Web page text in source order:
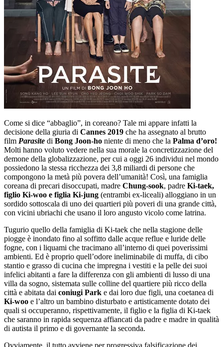
Come si dice “abbaglio”, in coreano? Tale mi appare infatti la
decisione della giuria di Cannes 2019 che ha assegnato al brutto
film Parasite di Bong Joon-ho niente di meno che la Palma d’oro!
Molti hanno voluto vedere nella sua morale la concretizzazione del
demone della globalizzazione, per cui a oggi 26 individui nel mondo
possiedono la stessa ricchezza dei 3,8 miliardi di persone che
compongono la metà più povera dell’umanità! Così, una famiglia
coreana di precari disoccupati, madre Chung-sook, padre Ki-taek,
figlio Ki-woo e figlia Ki-jung (entrambi ex-liceali) alloggiano in un
sordido sottoscala di uno dei quartieri più poveri di una grande città,
con vicini ubriachi che usano il loro angusto vicolo come latrina.
Tugurio quello della famiglia di Ki-taek che nella stagione delle
piogge è inondato fino al soffitto dalle acque reflue e luride delle
fogne, con i liquami che tracimano all’interno di quei poverissimi
ambienti. Ed è proprio quell’odore ineliminabile di muffa, di cibo
stantio e grasso di cucina che impregna i vestiti e la pelle dei suoi
infelici abitanti a fare la differenza con gli ambienti di lusso di una
villa da sogno, sistemata sulle colline del quartiere più ricco della
città e abitata dai coniugi Park e dai loro due figli, una coetanea di
Ki-woo e l’altro un bambino disturbato e artisticamente dotato dei
quali si occuperanno, rispettivamente, il figlio e la figlia di Ki-taek
che saranno in rapida sequenza affiancati da padre e madre in qualità
di autista il primo e di governante la seconda.
Ovviamente, il tutto avviene per progressiva falsificazione dei